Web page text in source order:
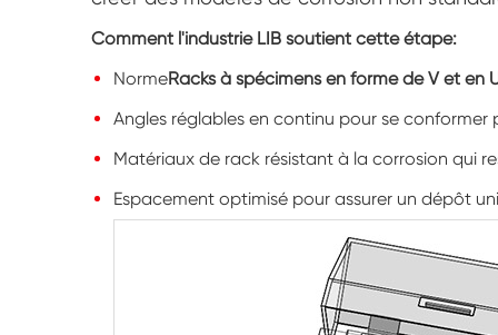
Comment l'industrie LIB soutient cette étape:
NormeRacks à spécimens en forme de V et en
Angles réglables en continu pour se conformer
Matériaux de rack résistant à la corrosion qui
Espacement optimisé pour assurer un dépôt